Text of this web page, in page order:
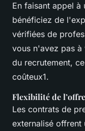
En faisant appel à
bénéficiez de
vérifiées de
vous n'avez pas
du recrutement,
coûteux1.
Flexibilité de l’offre
Les contrats de
externalisé offrent